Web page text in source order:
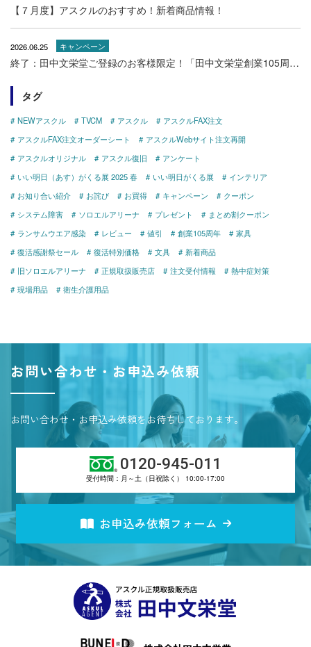
【７月度】アスクルのおすすめ！新着商品情報！
2026.06.25 キャンペーン
終了：田中文栄堂ご登録のお客様限定！「田中文栄堂創業105周年記念キャンペーン！」特設ページ！（7306AK）
タグ
NEWアスクル TVCM アスクル
アスクルFAX注文
アスクルFAX注文オーダーシート
アスクルWebサイト注文再開
アスクルオリジナル
アスクル復旧
アンケート
いい明日（あす）がくる展 2025 春
いい明日がくる展
インテリア
お知り合い紹介
お詫び お買得 キャンペーン
クーポン
システム障害
ソロエルアリーナ プレゼント
まとめ割クーポン
ランサムウエア感染
レビュー 値引 創業105周年
家具
復活感謝祭セール
復活特別価格 文具
新着商品
旧ソロエルアリーナ
正規取扱販売店 注文受付情報
熱中症対策
現場用品
衛生介護用品
お問い合わせ・お申込み依頼
お問い合わせ・お申込み依頼をお待ちしております。
0120-945-011
受付時間：月～土（日祝除く） 10:00-17:00
お申込み依頼フォーム